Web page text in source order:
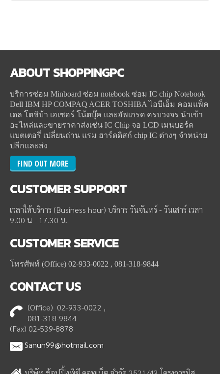
ABOUTSHOPPINGPC
บริการซ่อม Minboard ซ่อม notebook ซ่อม IC chip Notebook
Dell IBM HP COMPAQ ACER TOSHIBA ไอบีเอ็ม คอมแพ็ค
เดล โตชิบ้า เอเซอร์ โน้ตบุ๊ค และอัพเกรด ครบวงจร นำเข้า
อะไหล่และขายราคาส่งเช่น IC Chip จอ LCD เมนบอร์ด
แบตเตอรี่ เปลี่ยนถ่าน แรม ฮาร์ดดิสก์ chip IC ต่างๆ จำหน่าย
ปลีกและส่ง
FIND OUT MORE
CUSTOMERSUPPORT
เวลาให้บริการ (Business hour) บริการ วันจันทร์ - วันเสาร์ เวลา
9.00 น - 17.30 น.
CUSTOMERSERVICE
โทรศัพท์ (Office) 02-933-0022 , 081-318-9844
CONTACTUS
(Office) 02-933-0022 ,
081-318-9844
(Fax) 02-539-8878
Sanun99@hotmail.com